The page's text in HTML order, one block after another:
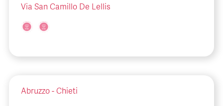
Via San Camillo De Lellis
Abruzzo - Chieti